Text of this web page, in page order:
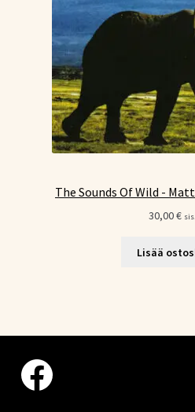
The Sounds Of Wild -
30,00€
Lisää
Facebook